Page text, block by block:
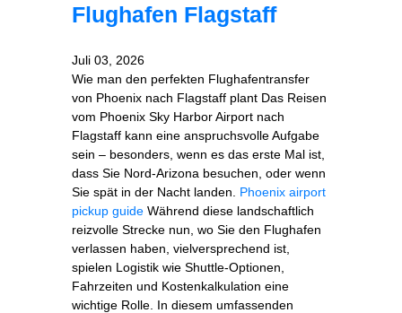
Flughafen Flagstaff
Juli 03, 2026
Wie man den perfekten Flughafentransfer
von Phoenix nach Flagstaff plant Das Reisen
vom Phoenix Sky Harbor Airport nach
Flagstaff kann eine anspruchsvolle Aufgabe
sein – besonders, wenn es das erste Mal ist,
dass Sie Nord‑Arizona besuchen, oder wenn
Sie spät in der Nacht landen. Phoenix airport
pickup guide Während diese landschaftlich
reizvolle Strecke nun, wo Sie den Flughafen
verlassen haben, vielversprechend ist,
spielen Logistik wie Shuttle‑Optionen,
Fahrzeiten und Kostenkalkulation eine
wichtige Rolle. In diesem umfassenden